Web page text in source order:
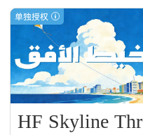
单独授权
HF Skyline Thr